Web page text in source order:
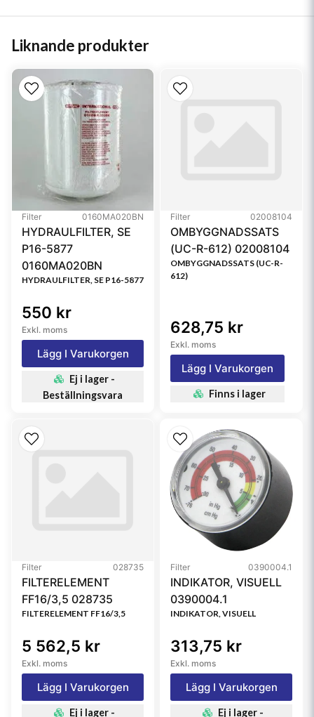
Style
Media Type Cellulose
Notes
Referensfilter:
SP4044, BF7672D, BF9833D, 95638, 86638, 86649,
1311812, 26826, FS19554, FS19589, FS19839,
FS19979, FSR819554, FSR819589, PS7409, PS7409A,
PS8533, 4000F, FF1046, FF1100, FF1100D, 32925760,
RE53729, RE62421, SN70261, FS249, 7381877,
025166, L8681F, WK8108, WK8110, WK8138, 3638,
3649, F65171, 6939842, P550398, P550503, 30422,
31734DN, 31865, 32650, 36810, 37932, FS550503,
FS550772, 31387, 33638, 33649, 33760, 33912,
WGF9207, WGF9213, WGFS2954
Liknande produkter
Filter 0160MA020BN
HYDRAULFILTER, SE
P16-5877
0160MA020BN
HYDRAULFILTER, SE P16-5877
550 kr
Exkl. moms
Lägg I Varukorgen
Ej i lager -
Beställningsvara
Filter 02008104
OMBYGGNADSSATS
(UC-R-612) 02008104
OMBYGGNADSSATS (UC-R-
612)
628,75 kr
Exkl. moms
Lägg I Varukorgen
Finns i lager
Filter 028735
FILTERELEMENT
FF16/3,5 028735
FILTERELEMENT FF16/3,5
5 562,5 kr
Exkl. moms
Lägg I Varukorgen
Ej i lager -
Filter 0390004.1
INDIKATOR, VISUELL
0390004.1
INDIKATOR, VISUELL
313,75 kr
Exkl. moms
Lägg I Varukorgen
Ej i lager -